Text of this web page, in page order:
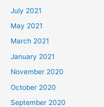
July 2021
May 2021
March 2021
January 2021
November 2020
October 2020
September 2020